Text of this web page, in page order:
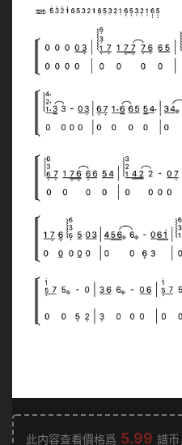
此内容查看價格爲 5.99 譜币